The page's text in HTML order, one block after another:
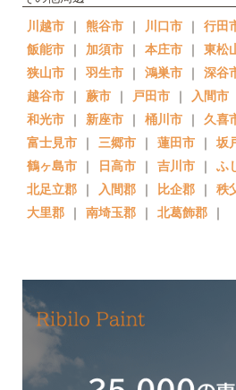
川越市 ｜ 熊谷市 ｜ 川口市 ｜ 行田
飯能市 ｜ 加須市 ｜ 本庄市 ｜ 東松
狭山市 ｜ 羽生市 ｜ 鴻巣市 ｜ 深谷
越谷市 ｜ 蕨市 ｜ 戸田市 ｜ 入間市
和光市 ｜ 新座市 ｜ 桶川市 ｜ 久喜
富士見市 ｜ 三郷市 ｜ 蓮田市 ｜ 坂
鶴ヶ島市 ｜ 日高市 ｜ 吉川市 ｜ ふ
北足立郡 ｜ 入間郡 ｜ 比企郡 ｜ 秩
大里郡 ｜ 南埼玉郡 ｜ 北葛飾郡 ｜